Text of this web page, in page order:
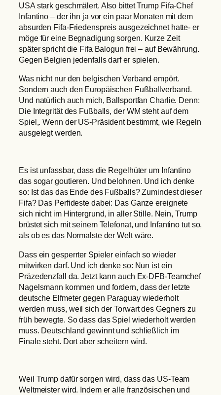
USA stark geschmälert. Also bittet Trump Fifa-Chef
Infantino – der ihn ja vor ein paar Monaten mit dem
absurden Fifa-Friedenspreis ausgezeichnet hatte- er
möge für eine Begnadigung sorgen. Kurze Zeit
später spricht die Fifa Balogun frei – auf Bewährung.
Gegen Belgien jedenfalls darf er spielen.
Was nicht nur den belgischen Verband empört.
Sondern auch den Europäischen Fußballverband.
Und natürlich auch mich, Ballsportfan Charlie. Denn:
Die Integrität des Fußballs, der WM steht auf dem
Spiel,. Wenn der US-Präsident bestimmt, wie Regeln
ausgelegt werden.
Es ist unfassbar, dass die Regelhüter um Infantino
das sogar goutieren. Und belohnen. Und ich denke
so: Ist das das Ende des Fußballs? Zumindest dieser
Fifa? Das Perfideste dabei: Das Ganze ereignete
sich nicht im Hintergrund, in aller Stille. Nein, Trump
brüstet sich mit seinem Telefonat, und Infantino tut so,
als ob es das Normalste der Welt wäre.
Dass ein gesperrter Spieler einfach so wieder
mitwirken darf. Und ich denke so: Nun ist ein
Präzedenzfall da. Jetzt kann auch Ex-DFB-Teamchef
Nagelsmann kommen und fordern, dass der letzte
deutsche Elfmeter gegen Paraguay wiederholt
werden muss, weil sich der Torwart des Gegners zu
früh bewegte. So dass das Spiel wiederholt werden
muss. Deutschland gewinnt und schließlich im
Finale steht. Dort aber scheitern wird.
Weil Trump dafür sorgen wird, dass das US-Team
Weltmeister wird. Indem er alle französischen und